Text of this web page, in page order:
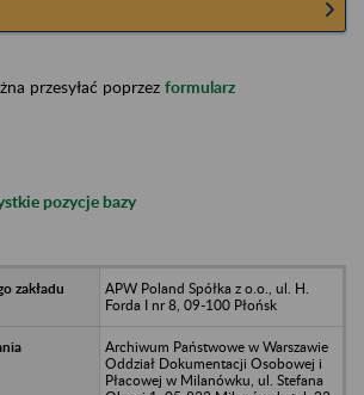
przesyłać poprzez formularz
pozycje bazy
APW Poland Spółka z o.o., ul. H.
Forda I nr 8, 09-100 Płońsk
Archiwum Państwowe w Warszawie
Oddział Dokumentacji Osobowej i
Płacowej w Milanówku, ul. Stefana